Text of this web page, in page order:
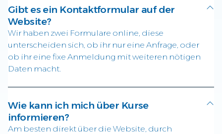
Gibt es ein Kontaktformular auf der
Website?
Wir haben zwei Formulare online, diese
unterscheiden sich, ob ihr nur eine Anfrage, oder
ob ihr eine fixe Anmeldung mit weiteren nötigen
Daten macht.
Wie kann ich mich über Kurse
informieren?
Am besten direkt über die Website, durch